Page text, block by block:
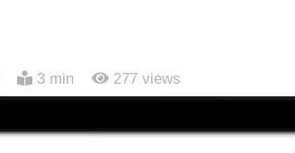
3 min 277 views